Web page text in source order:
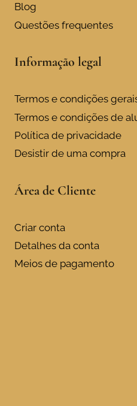
Blog
Questões frequentes
Informação legal
Termos e condições
Termos e condições de
Política de privacidade
Desistir de uma compra
Área de Cliente
Criar conta
Detalhes da conta
Meios de pagamento